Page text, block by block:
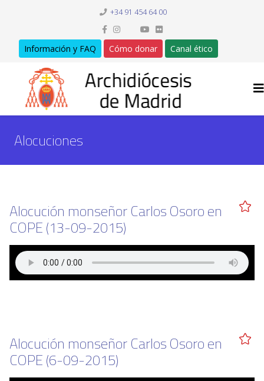
+34 91 454 64 00
Información y FAQ Cómo donar Canal ético
Alocuciones
Alocución monseñor Carlos Osoro en
COPE (13-09-2015)
Alocución monseñor Carlos Osoro en
COPE (6-09-2015)